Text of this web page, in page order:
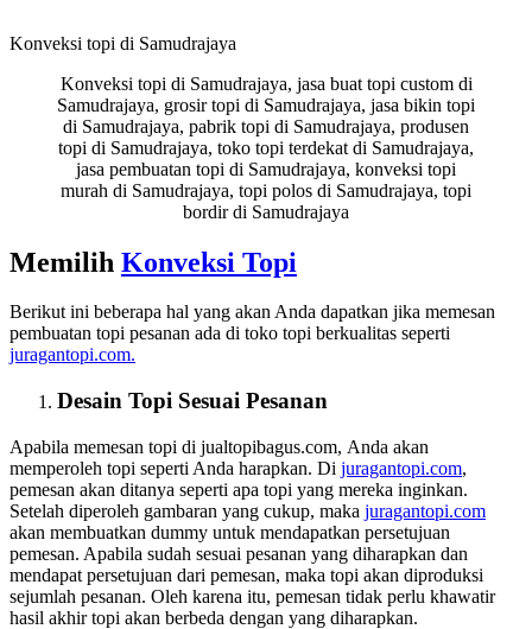
Konveksi topi di Samudrajaya
Konveksi topi di Samudrajaya, jasa buat topi custom di
Samudrajaya, grosir topi di Samudrajaya, jasa bikin topi
di Samudrajaya, pabrik topi di Samudrajaya, produsen
topi di Samudrajaya, toko topi terdekat di Samudrajaya,
jasa pembuatan topi di Samudrajaya, konveksi topi
murah di Samudrajaya, topi polos di Samudrajaya, topi
bordir di Samudrajaya
Memilih Konveksi Topi
Berikut ini beberapa hal yang akan Anda dapatkan jika memesan
pembuatan topi pesanan ada di toko topi berkualitas seperti
juragantopi.com.
Desain Topi Sesuai Pesanan
Apabila memesan topi di jualtopibagus.com, Anda akan
memperoleh topi seperti Anda harapkan. Di juragantopi.com,
pemesan akan ditanya seperti apa topi yang mereka inginkan.
Setelah diperoleh gambaran yang cukup, maka juragantopi.com
akan membuatkan dummy untuk mendapatkan persetujuan
pemesan. Apabila sudah sesuai pesanan yang diharapkan dan
mendapat persetujuan dari pemesan, maka topi akan diproduksi
sejumlah pesanan. Oleh karena itu, pemesan tidak perlu khawatir
hasil akhir topi akan berbeda dengan yang diharapkan.